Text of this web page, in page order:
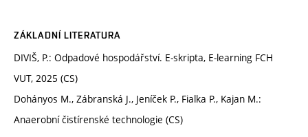
ZÁKLADNÍ LITERATURA
DIVIŠ, P.: Odpadové hospodářství. E-skripta, E-learning FCH
VUT, 2025 (CS)
Dohányos M., Zábranská J., Jeníček P., Fialka P., Kajan M.:
Anaerobní čistírenské technologie (CS)